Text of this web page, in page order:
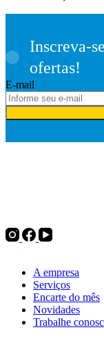
Inscreva-
ofertas!
E-mail
A empresa
Serviços
Encarte do mês
Novidades
Trabalhe